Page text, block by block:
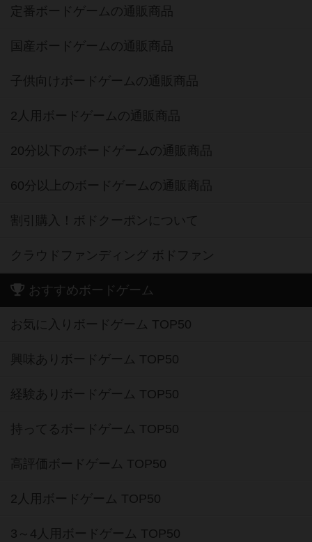
定番ボードゲームの通販商品
国産ボードゲームの通販商品
子供向けボードゲームの通販商品
2人用ボードゲームの通販商品
20分以下のボードゲームの通販商品
60分以上のボードゲームの通販商品
割引購入！ボドクーポンについて
クラウドファンディング ボドファン
おすすめボードゲーム
お気に入りボードゲーム TOP50
興味ありボードゲーム TOP50
経験ありボードゲーム TOP50
持ってるボードゲーム TOP50
高評価ボードゲーム TOP50
2人用ボードゲーム TOP50
3～4人用ボードゲーム TOP50